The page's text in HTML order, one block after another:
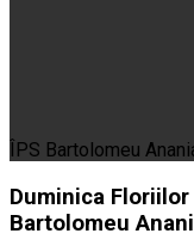
ÎPS Bartolomeu
Duminica
Bartolomeu